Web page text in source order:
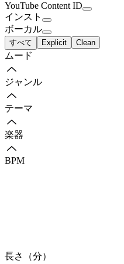
YouTube Content ID
インスト
ボーカル
すべて Explicit Clean
ムード
ジャンル
テーマ
楽器
BPM
長さ（分）